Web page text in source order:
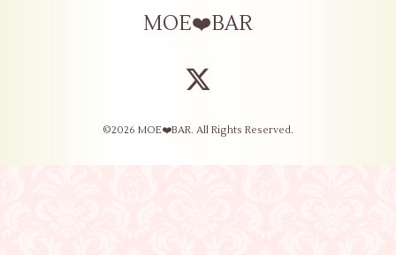
MOE❤️BAR
©2026 MOE❤️BAR. All Rights Reserved.